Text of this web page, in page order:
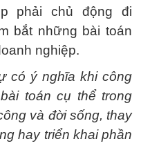
phải chủ động đi
bắt những bài toán
nghiệp.
có ý nghĩa khi công
toán cụ thể trong
và đời sống, thay
hay triển khai phần